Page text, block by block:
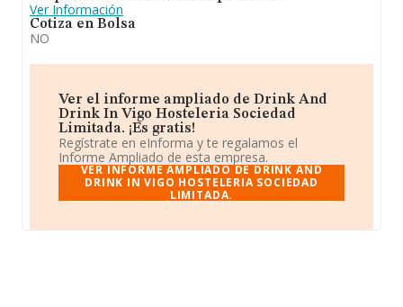
Ver Información
Cotiza en Bolsa
NO
Ver el informe ampliado de Drink And
Drink In Vigo Hosteleria Sociedad
Limitada. ¡Es gratis!
Regístrate en eInforma y te regalamos el
Informe Ampliado de esta empresa.
VER INFORME AMPLIADO DE DRINK AND
DRINK IN VIGO HOSTELERIA SOCIEDAD
LIMITADA.